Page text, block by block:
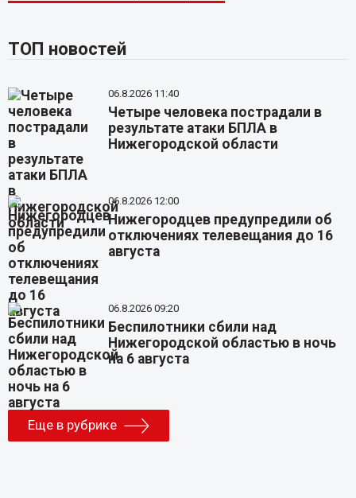
ТОП новостей
06.8.2026 11:40
Четыре человека пострадали в
результате атаки БПЛА в
Нижегородской области
06.8.2026 12:00
Нижегородцев предупредили об
отключениях телевещания до 16
августа
06.8.2026 09:20
Беспилотники сбили над
Нижегородской областью в ночь
на 6 августа
Еще в рубрике